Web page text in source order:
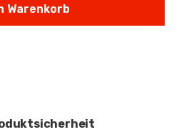
Warenkorb